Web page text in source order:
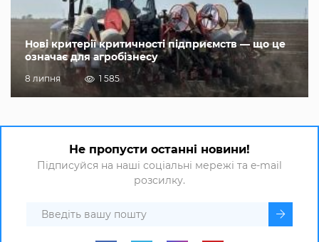
Нові критерії критичності підприємств — що це
означає для агробізнесу
8 липня 1 585
Не пропусти останні новини!
Підписуйся на наші соціальні мережі та e-mail
розсилку.